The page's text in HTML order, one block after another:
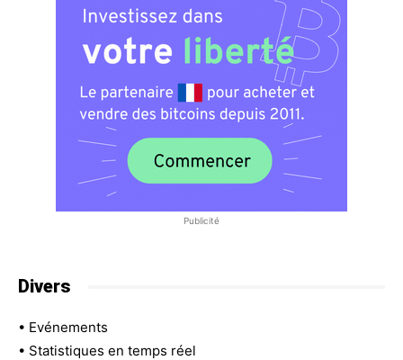
Publicité
Divers
• Evénements
• Statistiques en temps réel